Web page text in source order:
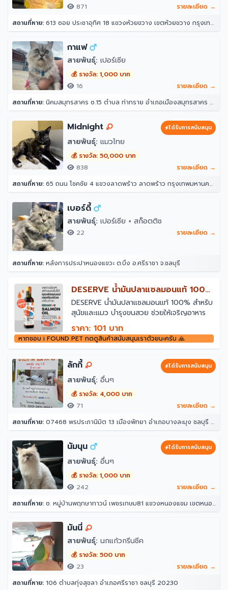
871
รายละเอียด →
สถานที่หาย: 613 ซอย ประชาอุทิศ 18 แขวงห้วยขวาง เขตห้วยขวาง กรุงเทพมหานคร 10310
กาแฟ
สายพันธุ์: เปอร์เซีย
💰 รางวัล: 1,000 บาท
16
รายละเอียด →
สถานที่หาย: นิคมสมุทรสาคร ซ.15 ตำบล ท่าทราย อำเภอเมืองสมุทรสาคร สมุทรสาคร 74000
Midnight ได้รับการสนับสนุน
สายพันธุ์: แมวไทย
💰 รางวัล: 50,000 บาท
838
รายละเอียด →
สถานที่หาย: 65 ถนน โชคชัย 4 แขวงลาดพร้าว ลาดพร้าว กรุงเทพมหานคร 10230
เบอร์ดี้
สายพันธุ์: เปอร์เซีย + สก็อตติช
22 รายละเอียด →
สถานที่หาย: หลังการประปาหนองแขวะ ต.บึง อ.ศรีราชา จ.ชลบุรี
￼DESERVE น้ำมันปลาแซลมอนแท้ 100%
สำหรับสุนัขและแมว
￼DESERVE น้ำมันปลาแซลมอนแท้ 100% สำหรับ
สุนัขและแมว บำรุงขนสวย ช่วยให้เจริญอาหาร
ราคา: 101 บาท
หากชอบ i FOUND PET กดดูสินค้าสนับสนุนเราด้วยนะครับ 🙏
ลักกี้ ได้รับการสนับสนุน
สายพันธุ์: อื่นๆ
💰 รางวัล: 4,000 บาท
71
รายละเอียด →
สถานที่หาย: 07468 พรประภานิมิต 13 เมืองพัทยา อำเภอบางละมุง ชลบุรี 20150
นัมนุน ได้รับการสนับสนุน
สายพันธุ์: อื่นๆ
💰 รางวัล: 1,000 บาท
242
รายละเอียด →
สถานที่หาย: ซ. หมู่บ้านพฤกษาทาวน์ เพชรเกษม81 แขวงหนองแขม เขตหนองแขม กรุงเทพมหานคร 10160
มันนี่
สายพันธุ์: นกแก้วกรีนชีค
💰 รางวัล: 500 บาท
23
รายละเอียด →
สถานที่หาย: 106 ตำบลทุ่งสุขลา อำเภอศรีราชา ชลบุรี 20230